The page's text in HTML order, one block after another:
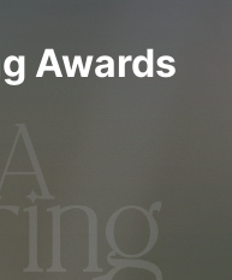
Awards